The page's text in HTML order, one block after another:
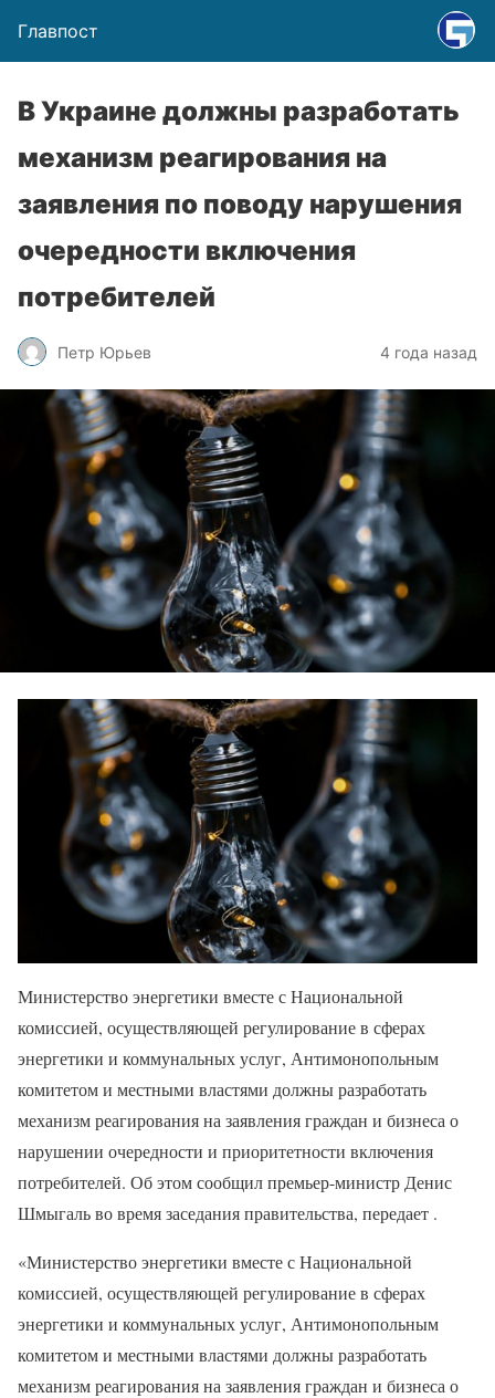
Главпост
В Украине должны разработать
механизм реагирования на
заявления по поводу нарушения
очередности включения
потребителей
Петр Юрьев 4 года назад
Министерство энергетики вместе с Национальной
комиссией, осуществляющей регулирование в сферах
энергетики и коммунальных услуг, Антимонопольным
комитетом и местными властями должны разработать
механизм реагирования на заявления граждан и бизнеса о
нарушении очередности и приоритетности включения
потребителей. Об этом сообщил премьер-министр Денис
Шмыгаль во время заседания правительства, передает .
«Министерство энергетики вместе с Национальной
комиссией, осуществляющей регулирование в сферах
энергетики и коммунальных услуг, Антимонопольным
комитетом и местными властями должны разработать
механизм реагирования на заявления граждан и бизнеса о